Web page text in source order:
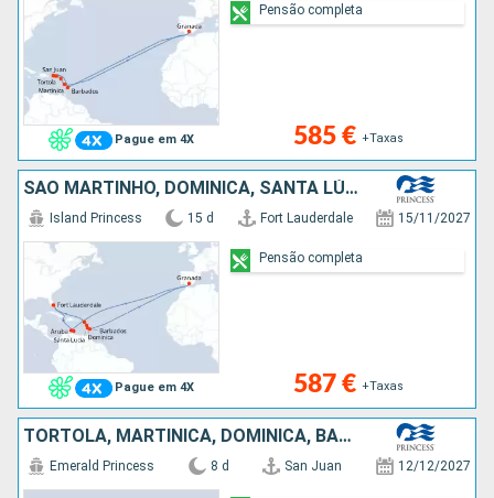
Pague em 4X 585 € +Taxas
Pensão completa
SÃO MARTINHO, DOMINICA, SANTA LÚCIA, BARBADOS, GRENADA, ARUBA, ESTADOS UNIDOS
Pague em 4X
Island Princess 15 d Fort Lauderdale 15/11/2027
587 € +Taxas
Pensão completa
TORTOLA, MARTINICA, DOMINICA, BARBADOS, PORTO RICO
Emerald Princess 8 d San Juan 12/12/2027